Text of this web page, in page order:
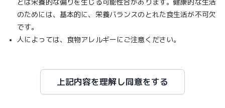
とは栄養的な偏りを生じる可能性合があります。健康的な生活
のためには、基本的に、栄養バランスのとれた食生活が不可欠
です。
人によっては、食物アレルギーにご注意ください。
上記内容を理解し同意をする